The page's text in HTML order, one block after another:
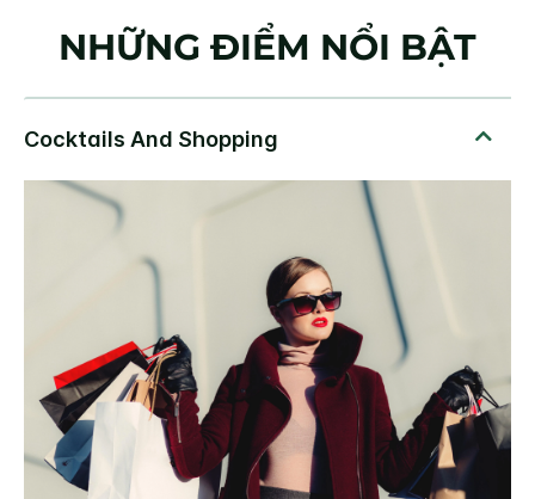
NHỮNG ĐIỂM NỔI BẬT